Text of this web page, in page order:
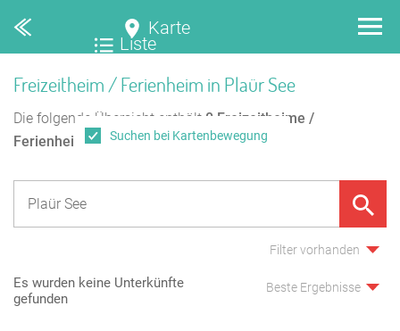
Karte
Liste
Freizeitheim / Ferienheim in Plaür See
Die folgende Übersicht enthält 0 Freizeitheime /
Ferienheimein Plaür See.
Filter vorhanden
Es wurden keine Unterkünfte
gefunden
Beste Ergebnisse
Suchen bei Kartenbewegung